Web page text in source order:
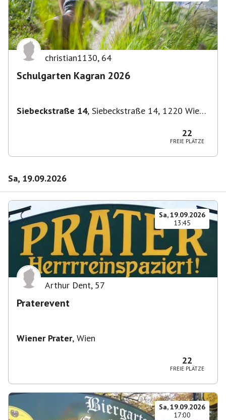
christian1130, 64
Schulgarten Kagran 2026
Siebeckstraße 14, Siebeckstraße 14, 1220 Wien,
22
FREIE PLÄTZE
Sa, 19.09.2026
Sa, 19.09.2026
13:45
Arthur Dent, 57
Praterevent
Wiener Prater, Wien
22
FREIE PLÄTZE
Sa, 19.09.2026
17:00